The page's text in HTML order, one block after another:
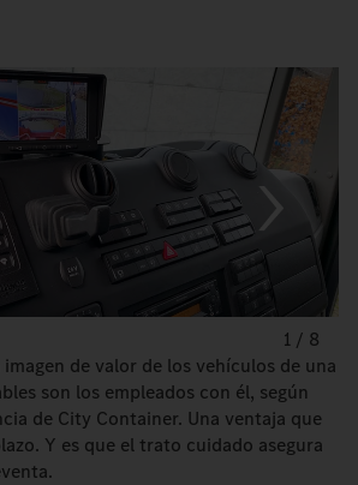
1 / 8
de valor de los vehículos de una
son los empleados con él, según
de City Container. Una ventaja que
Y es que el trato cuidado asegura